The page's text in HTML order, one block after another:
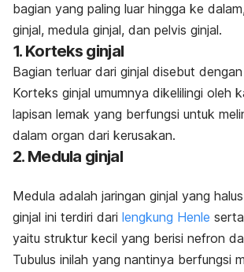
bagian yang paling luar hingga ke
ginjal, medula ginjal, dan pelvis ginjal.
1. Korteks ginjal
Bagian terluar dari ginjal disebut
Korteks ginjal umumnya dikelilingi oleh
lapisan lemak yang berfungsi untuk
dalam organ dari kerusakan.
2. Medula ginjal
Medula adalah jaringan ginjal yang
ginjal ini terdiri dari lengkung Henle
yaitu struktur kecil yang berisi nefron
Tubulus inilah yang nantinya berfungsi